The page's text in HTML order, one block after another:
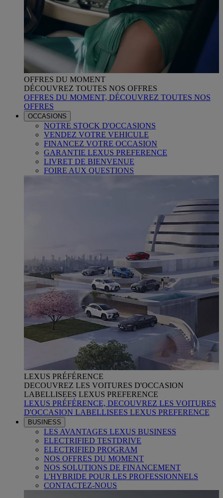
OFFRES DU MOMENT
DÉCOUVREZ TOUTES NOS OFFRES
OFFRES DU MOMENT, DÉCOUVREZ TOUTES NOS
OFFRES
OCCASIONS
NOTRE STOCK D'OCCASIONS
VENDEZ VOTRE VEHICULE
FINANCEZ VOTRE OCCASION
GARANTIE LEXUS PREFERENCE
LIVRET DE BIENVENUE
FOIRE AUX QUESTIONS
LEXUS PRÉFÉRENCE
DECOUVREZ LES VOITURES D'OCCASION
LABELLISEES LEXUS PREFERENCE
LEXUS PRÉFÉRENCE, DECOUVREZ LES VOITURES
D'OCCASION LABELLISEES LEXUS PREFERENCE
BUSINESS
LES AVANTAGES LEXUS BUSINESS
ELECTRIFIED TESTDRIVE
ELECTRIFIED PROGRAM
NOS OFFRES DU MOMENT
NOS SOLUTIONS DE FINANCEMENT
L'HYBRIDE POUR LES PROFESSIONNELS
CONTACTEZ-NOUS